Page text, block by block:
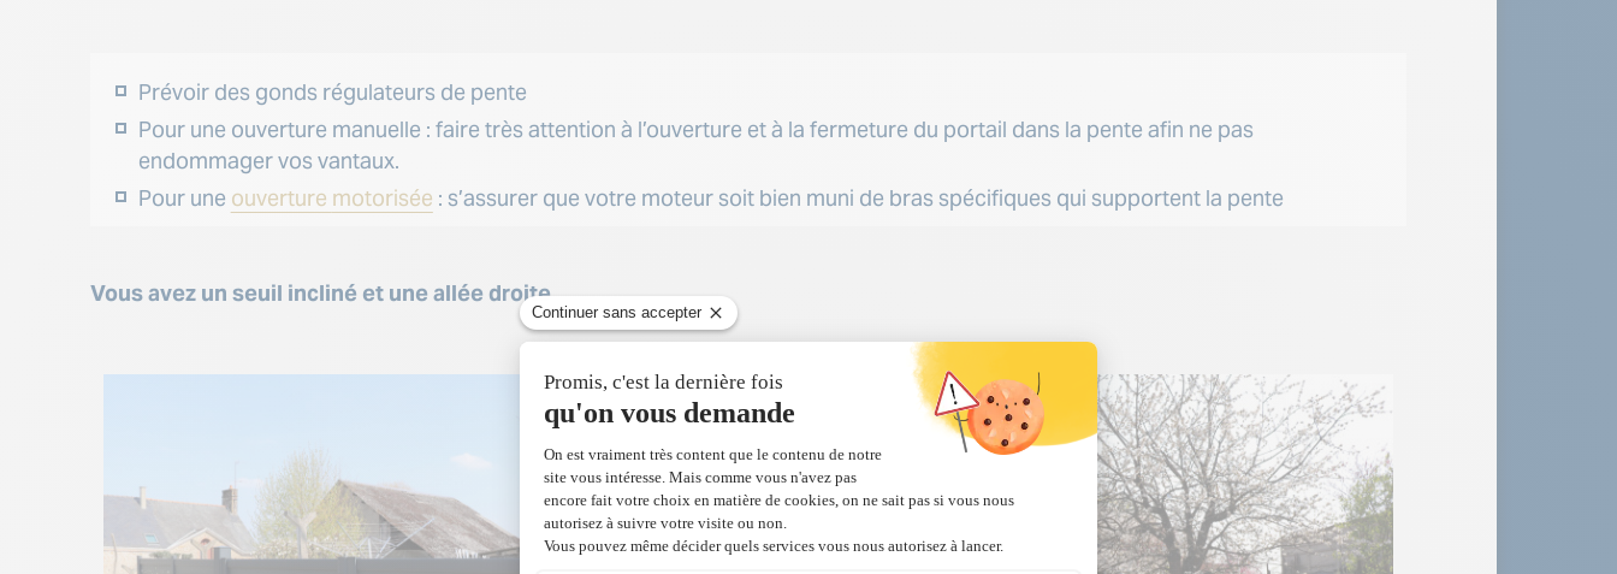
Prévoir des gonds régulateurs de pente
Pour une ouverture manuelle : faire très attention à l’ouverture et à la fermeture du portail dans la pente afin ne pas
endommager vos vantaux.
Pour une ouverture motorisée : s’assurer que votre moteur soit bien muni de bras spécifiques qui supportent la pente
Vous avez un seuil incliné et une allée droite